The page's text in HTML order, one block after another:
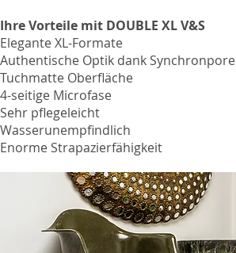
Ihre Vorteile mit DOUBLE XL V&S
Elegante XL-Formate
Authentische Optik dank Synchronpore
Tuchmatte Oberfläche
4-seitige Microfase
Sehr pflegeleicht
Wasserunempfindlich
Enorme Strapazierfähigkeit